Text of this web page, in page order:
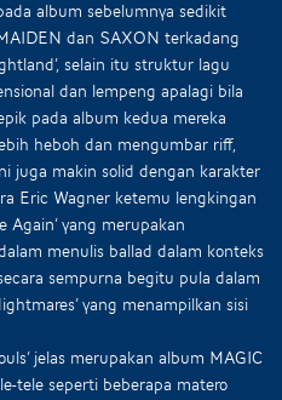
album sebelumnya sedikit
dan SAXON terkadang
selain itu struktur lagu
dan lempeng apalagi bila
pada album kedua mereka
heboh dan mengumbar riff,
juga makin solid dengan karakter
Eric Wagner ketemu lengkingan
Again’ yang merupakan
menulis ballad dalam konteks
sempurna begitu pula dalam
yang menampilkan sisi
jelas merupakan album MAGIC
tele seperti beberapa matero